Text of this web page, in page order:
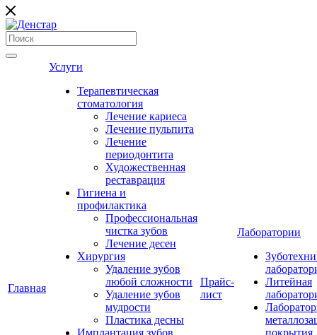
Главная
Услуги
Терапевтическая
стоматология
Лечение кариеса
Лечение пульпита
Лечение
периодонтита
Художественная
реставрация
Гигиена и
профилактика
Профессиональная
чистка зубов
Лечение десен
Хирургия
Удаление зубов
любой сложности
Удаление зубов
мудрости
Пластика десны
Имплантация зубов
Прайс-
лист
Лаборатории
Литейная
покрытия